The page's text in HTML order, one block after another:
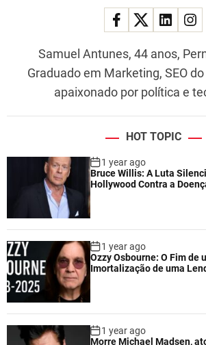
Samuel Antunes, 44 anos,
Graduado em Marketing, SEO
apaixonado por política e
HOT TOPIC
1 year ago
Bruce Willis: A Luta
Hollywood Contra a
1 year ago
Ozzy Osbourne: O Fim de
Imortalização de uma
1 year ago
Morre Michael Madsen,